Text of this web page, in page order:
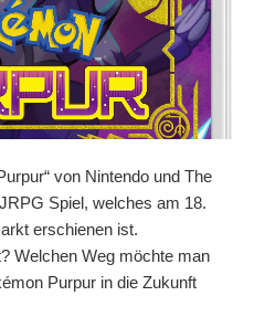
von Nintendo und The
Spiel, welches am 18.
erschienen ist.
Welchen Weg möchte man
Purpur in die Zukunft